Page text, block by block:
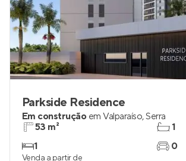
Parkside Residence
Em construção em Valparaíso,Serra
53 m²
1
1
0
Venda a partir de